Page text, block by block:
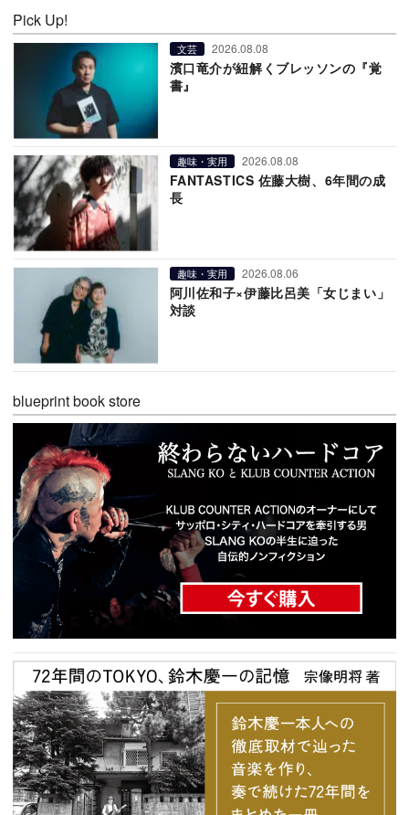
Pick Up!
文芸 2026.08.08
濱口竜介が紐解くブレッソンの『覚
書』
趣味・実用 2026.08.08
FANTASTICS 佐藤大樹、6年間の成
長
趣味・実用 2026.08.06
阿川佐和子×伊藤比呂美「女じまい」
対談
blueprint book store